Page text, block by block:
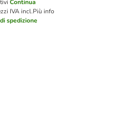
Continua
IVA incl.Più info
spedizione